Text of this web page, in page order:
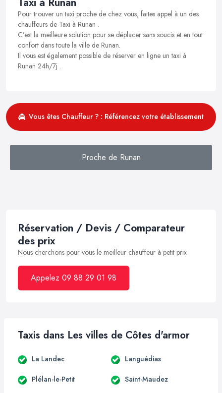
Pour trouver un taxi proche de chez vous, faites appel à un des
chauffeurs de Taxi à Runan .
C’est la meilleure solution pour se déplacer sans soucis et en tout
confort dans toute la ville de Runan.
Il vous est également possible de réserver en ligne un taxi à
Runan 24h/7j .
Vous êtes Chauffeur ? : Référencez votre établissement
Proche de Runan
Réservation / Devis / Comparateur
des prix
Nous cherchons pour vous le meilleur chauffeur à petit prix
Appelez 09 88 29 01 98
Taxis dans Les villes de Côtes d'armor
La Landec Languédias
Plélan-le-Petit Saint-Maudez